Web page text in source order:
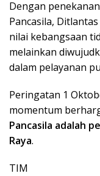
Dengan
Pancasila,
nilai kebangsaan
melainkan
dalam pelayanan
Peringatan 1
momentum
Pancasila adalah
Raya.
TIM